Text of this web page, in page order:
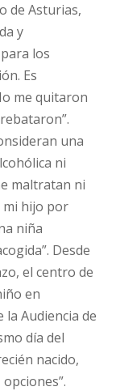
de Asturias,
y
los
Es
me quitaron
una
ni
maltratan ni
mi hijo por
niña
Desde
el centro de
en
la Audiencia de
día del
nacido,